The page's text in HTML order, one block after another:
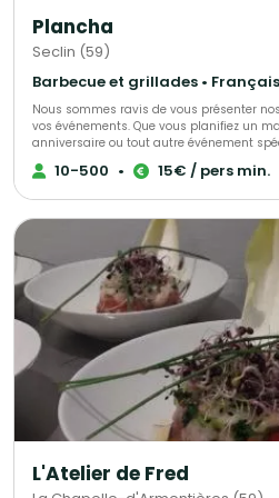
Plancha
Seclin (59)
Barbecue et grillades •
Nous sommes ravis de vous présenter
vos événements. Que vous planifiez un mariage, un baptême, un
anniversaire ou tout autre événement
offrir une expérience culinaire inoubliable.
élégant et sophistiqué ou quelque chose
clients entreprises et étudiants, nous
dédiée aux services traiteur
complète d'options adaptées à vos
10-500 • 15€ / pers min.
L'Atelier de Fred